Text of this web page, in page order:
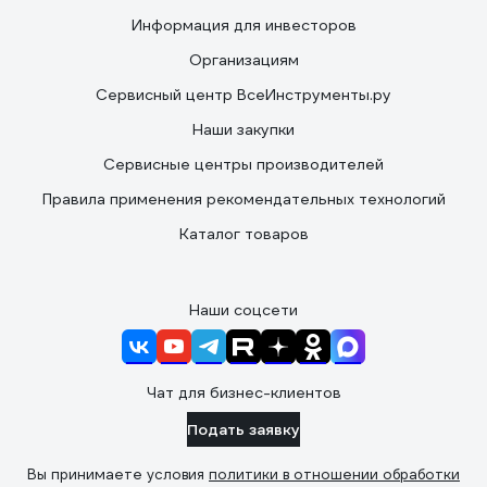
Информация для инвесторов
Организациям
Сервисный центр ВсеИнструменты.ру
Наши закупки
Сервисные центры производителей
Правила применения рекомендательных технологий
Каталог товаров
Наши соцсети
Чат для бизнес-клиентов
Подать заявку
Вы принимаете условия политики в отношении обработки